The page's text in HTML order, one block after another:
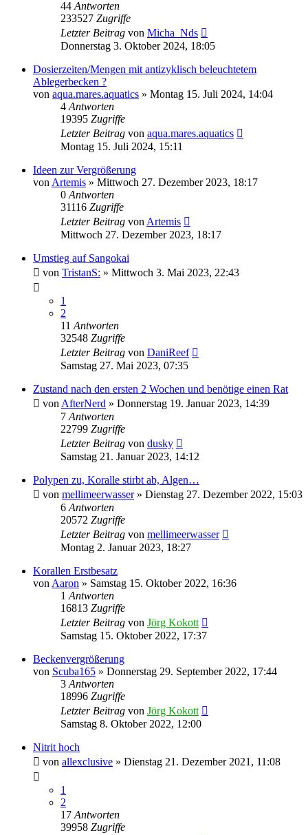
44 Antworten
233527 Zugriffe
Letzter Beitrag von Micha_Nds
Donnerstag 3. Oktober 2024, 18:05
Dosierzeiten/Mengen mit antizyklisch beleuchtetem
Ablegerbecken ?
von aqua.mares.aquatics » Montag 15. Juli 2024, 14:04
4 Antworten
19395 Zugriffe
Letzter Beitrag von aqua.mares.aquatics
Montag 15. Juli 2024, 15:11
Ideen zur Vergrößerung
von Artemis » Mittwoch 27. Dezember 2023, 18:17
0 Antworten
31116 Zugriffe
Letzter Beitrag von Artemis
Mittwoch 27. Dezember 2023, 18:17
Umstieg auf Sangokai
von TristanS: » Mittwoch 3. Mai 2023, 22:43
1
2
11 Antworten
32548 Zugriffe
Letzter Beitrag von DaniReef
Samstag 27. Mai 2023, 07:35
Zustand nach den ersten 2 Wochen und benötige einen Rat
von AfterNerd » Donnerstag 19. Januar 2023, 14:39
7 Antworten
22799 Zugriffe
Letzter Beitrag von dusky
Samstag 21. Januar 2023, 14:12
Polypen zu, Koralle stirbt ab, Algen…
von mellimeerwasser» Dienstag 27. Dezember 2022, 15:03
6 Antworten
20572 Zugriffe
Letzter Beitrag von mellimeerwasser
Montag 2. Januar 2023, 18:27
Korallen Erstbesatz
von Aaron » Samstag 15. Oktober 2022, 16:36
1 Antworten
16813 Zugriffe
Letzter Beitrag von Jörg Kokott
Samstag 15. Oktober 2022, 17:37
Beckenvergrößerung
von Scuba165 » Donnerstag 29. September 2022, 17:44
3 Antworten
18996 Zugriffe
Letzter Beitrag von Jörg Kokott
Samstag 8. Oktober 2022, 12:00
Nitrit hoch
von allexclusive » Dienstag 21. Dezember 2021, 11:08
1
2
17 Antworten
39958 Zugriffe